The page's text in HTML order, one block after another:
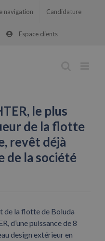
navigation Candidature
Espace clients
le plus
de la flotte
revêt déjà
de la société
de la flotte de Boluda
d’une puissance de 8
design extérieur en